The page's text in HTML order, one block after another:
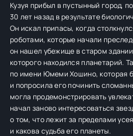
Кузуя прибыл в пустынный город,
30 лет назад в результате
Он искал припасы, когда
роботами, которые начали
он нашел убежище в старом
которого находился планетарий.
по имени Юмеми Хошино, которая
и попросила его починить
могла продемонстрировать
начал заново интересоваться
о том, что лежит за пределами
и какова судьба его планеты.